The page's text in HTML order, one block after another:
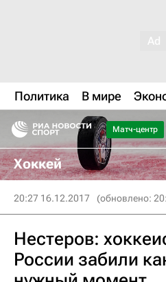
Политика В мире
Матч-центр
Хоккей
20:27 16.12.2017 (обновлено:
Нестеров:
России забили